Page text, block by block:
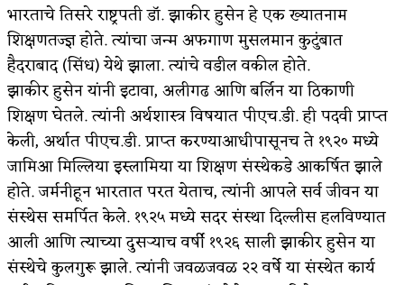
भारताचे तिसरे राष्ट्रपती डॉ. झाकीर हुसेन हे एक ख्यातनाम
शिक्षणतज्ज्ञ होते. त्यांचा जन्म अफगाण मुसलमान कुटुंबात
हैदराबाद (सिंध) येथे झाला. त्यांचे वडील वकील होते.
झाकीर हुसेन यांनी इटावा, अलीगढ आणि बर्लिन या ठिकाणी
शिक्षण घेतले. त्यांनी अर्थशास्त्र विषयात पीएच.डी. ही पदवी प्राप्त
केली, अर्थात पीएच.डी. प्राप्त करण्याआधीपासूनच ते १९२० मध्ये
जामिआ मिल्लिया इस्लामिया या शिक्षण संस्थेकडे आकर्षित झाले
होते. जर्मनीहून भारतात परत येताच, त्यांनी आपले सर्व जीवन या
संस्थेस समर्पित केले. १९२५ मध्ये सदर संस्था दिल्लीस हलविण्यात
आली आणि त्याच्या दुसऱ्याच वर्षी १९२६ साली झाकीर हुसेन या
संस्थेचे कुलगुरू झाले. त्यांनी जवळजवळ २२ वर्षे या संस्थेत कार्य